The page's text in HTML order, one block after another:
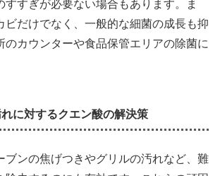
すすぎが必要ない場合もあります。ま
ビだけでなく、一般的な細菌の成長も抑
のカウンターや食品保管エリアの除菌に
に対するクエン酸の解決策
ブンの焦げつきやグリルの汚れなど、難